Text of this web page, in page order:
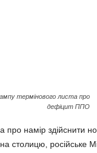
термінового листа про
дефіцит ППО
намір здійснити
столицю, російське